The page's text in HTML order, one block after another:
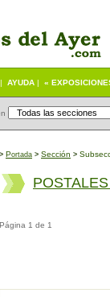
| AYUDA | «
> Portada > Sección >
Página 1 de 1